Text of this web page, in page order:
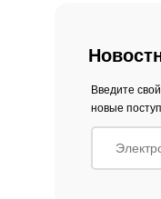
Введите
новые